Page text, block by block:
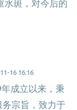
水斑，对今后的
16 16:16
成立以来，秉
务宗旨，致力于